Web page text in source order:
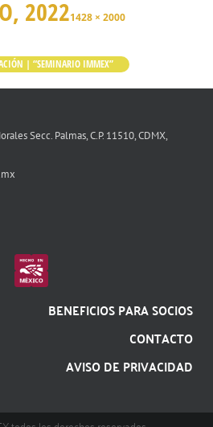
20221428 × 2000
| “SEMINARIO IMMEX”
Secc. Palmas, C.P. 11510, CDMX,
BENEFICIOS PARA SOCIOS
CONTACTO
AVISO DE PRIVACIDAD